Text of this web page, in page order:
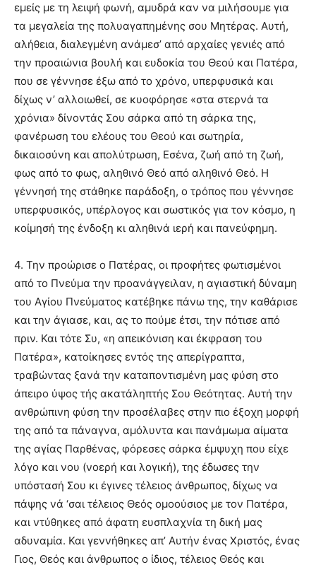
εμείς με τη λειψή φωνή, αμυδρά καν να μιλήσουμε για
τα μεγαλεία της πολυαγαπημένης σου Μητέρας. Αυτή,
αλήθεια, διαλεγμένη ανάμεσ’ από αρχαίες γενιές από
την προαιώνια βουλή και ευδοκία του Θεού και Πατέρα,
που σε γέννησε έξω από το χρόνο, υπερφυσικά και
δίχως ν’ αλλοιωθεί, σε κυοφόρησε «στα στερνά τα
χρόνια» δίνοντάς Σου σάρκα από τη σάρκα της,
φανέρωση του ελέους του Θεού και σωτηρία,
δικαιοσύνη και απολύτρωση, Εσένα, ζωή από τη ζωή,
φως από το φως, αληθινό Θεό από αληθινό Θεό. Η
γέννησή της στάθηκε παράδοξη, ο τρόπος που γέννησε
υπερφυσικός, υπέρλογος και σωστικός για τον κόσμο, η
κοίμησή της ένδοξη κι αληθινά ιερή και πανεύφημη.
4. Την προώρισε ο Πατέρας, οι προφήτες φωτισμένοι
από το Πνεύμα την προανάγγειλαν, η αγιαστική δύναμη
του Αγίου Πνεύματος κατέβηκε πάνω της, την καθάρισε
και την άγιασε, και, ας το πούμε έτσι, την πότισε από
πριν. Και τότε Συ, «η απεικόνιση και έκφραση του
Πατέρα», κατοίκησες εντός της απερίγραπτα,
τραβώντας ξανά την καταποντισμένη μας φύση στο
άπειρο ύψος τής ακατάληπτής Σου Θεότητας. Αυτή την
ανθρώπινη φύση την προσέλαβες στην πιο έξοχη μορφή
της από τα πάναγνα, αμόλυντα και πανάμωμα αίματα
της αγίας Παρθένας, φόρεσες σάρκα έμψυχη που είχε
λόγο και νου (νοερή και λογική), της έδωσες την
υπόστασή Σου κι έγινες τέλειος άνθρωπος, δίχως να
πάψης νά ‘σαι τέλειος Θεός ομοούσιος με τον Πατέρα,
και ντύθηκες από άφατη ευσπλαχνία τη δική μας
αδυναμία. Και γεννήθηκες απ’ Αυτήν ένας Χριστός, ένας
Γιος, Θεός και άνθρωπος ο ίδιος, τέλειος Θεός και